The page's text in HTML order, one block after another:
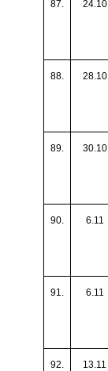
87. 24.10
88. 28.10
89. 30.10
90. 6.11
91. 6.11
92. 13.11